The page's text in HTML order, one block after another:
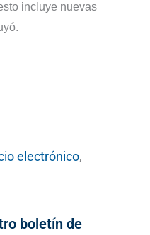
incluye nuevas
electrónico,
boletín de